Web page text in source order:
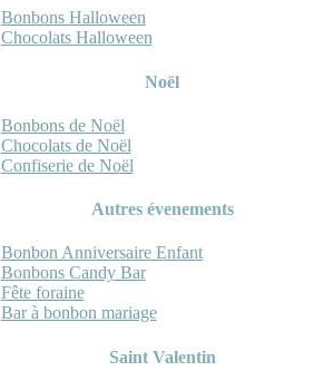
Bonbons Halloween
Chocolats Halloween
Noël
Bonbons de Noël
Chocolats de Noël
Confiserie de Noël
Autres évenements
Bonbon Anniversaire Enfant
Bonbons Candy Bar
Fête foraine
Bar à bonbon mariage
Saint Valentin